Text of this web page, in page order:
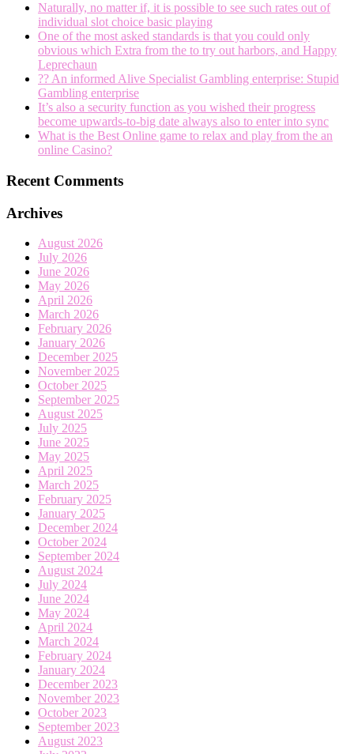
Naturally, no matter if, it is possible to see such rates out of
individual slot choice basic playing
One of the most asked standards is that you could only
obvious which Extra from the to try out harbors, and Happy
Leprechaun
?? An informed Alive Specialist Gambling enterprise: Stupid
Gambling enterprise
It’s also a security function as you wished their progress
become upwards-to-big date always also to enter into sync
What is the Best Online game to relax and play from the an
online Casino?
Recent Comments
Archives
August 2026
July 2026
June 2026
May 2026
April 2026
March 2026
February 2026
January 2026
December 2025
November 2025
October 2025
September 2025
August 2025
July 2025
June 2025
May 2025
April 2025
March 2025
February 2025
January 2025
December 2024
October 2024
September 2024
August 2024
July 2024
June 2024
May 2024
April 2024
March 2024
February 2024
January 2024
December 2023
November 2023
October 2023
September 2023
August 2023